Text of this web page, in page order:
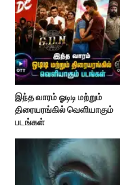
இந்த வாரம் ஓடிடி மற்றும்
திரையரங்கில் வெளியாகும்
படங்கள்